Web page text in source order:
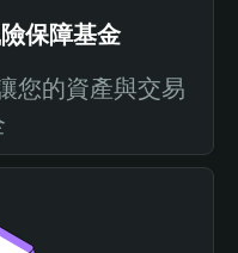
保障基金
您的資產與交易